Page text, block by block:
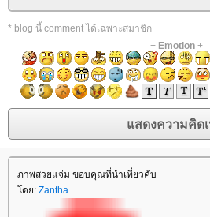
* blog นี้ comment ได้เฉพาะสมาชิก
+ Emotion+
ภาพสวยแจ่ม ขอบคุณที่นำเที่ยวคับ
โดย: Zantha